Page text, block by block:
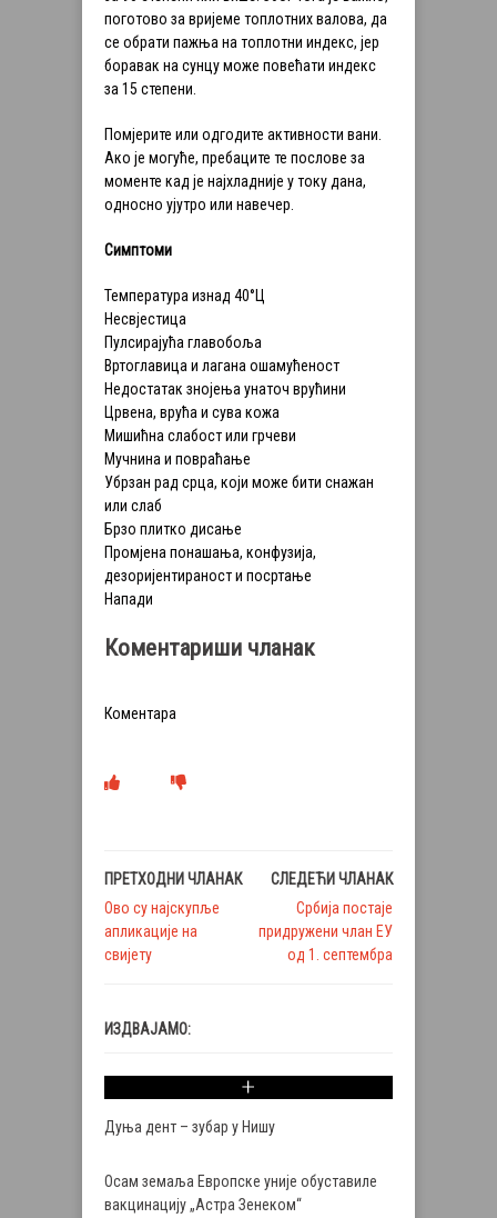
поготово за вријеме топлотних валова, да
се обрати пажња на топлотни индекс, јер
боравак на сунцу може повећати индекс
за 15 степени.
Помјерите или одгодите активности вани.
Ако је могуће, пребаците те послове за
моменте кад је најхладније у току дана,
односно ујутро или навечер.
Симптоми
Температура изнад 40°Ц
Несвјестица
Пулсирајућа главобоља
Вртоглавица и лагана ошамућеност
Недостатак знојења унаточ врућини
Црвена, врућа и сува кожа
Мишићна слабост или грчеви
Мучнина и повраћање
Убрзан рад срца, који може бити снажан
или слаб
Брзо плитко дисање
Промјена понашања, конфузија,
дезоријентираност и посртање
Напади
Коментариши чланак
Коментара
ПРЕТХОДНИ ЧЛАНАК
Ово су најскупље
апликације на
свијету
СЛЕДЕЋИ ЧЛАНАК
Србија постаје
придружени члан ЕУ
од 1. септембра
ИЗДВАЈАМО:
Дуња дент – зубар у Нишу
Осам земаља Европске уније обуставиле
вакцинацију „Астра Зенеком“